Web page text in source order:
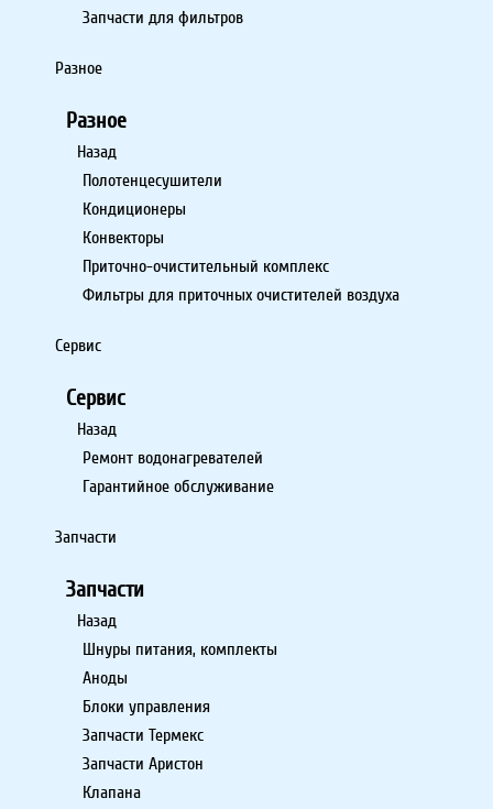
Запчасти для фильтров
Разное
Разное
Назад
Полотенцесушители
Кондиционеры
Конвекторы
Приточно-очистительный комплекс
Фильтры для приточных очистителей воздуха
Сервис
Сервис
Назад
Ремонт водонагревателей
Гарантийное обслуживание
Запчасти
Запчасти
Назад
Шнуры питания, комплекты
Аноды
Блоки управления
Запчасти Термекс
Запчасти Аристон
Клапана